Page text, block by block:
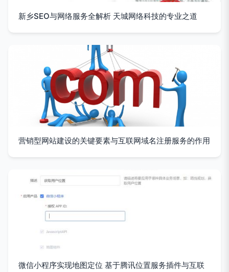
新乡SEO与网络服务全解析 天城网络科技的专业之道
营销型网站建设的关键要素与互联网域名注册服务的作用
微信小程序实现地图定位 基于腾讯位置服务插件与互联